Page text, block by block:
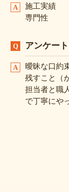
施工実績
専門性
アンケー
曖昧な口約
残すこと（
担当者と職
で丁寧にや